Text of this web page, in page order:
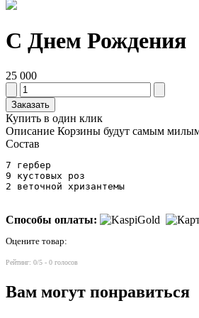
С Днем Рождения
25 000
Заказать
Купить в один клик
Описание Корзины будут самым
Состав
7 гербер
9 кустовых роз
2 веточной хризантемы
Способы оплаты:
Оцените товар:
Рейтинг: 0/5 - 0 голосов
Вам могут понравиться